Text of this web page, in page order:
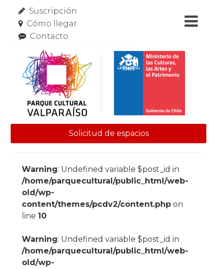
Suscripción
Cómo llegar
Contacto
Solicitud de espacios
Warning: Undefined variable $post_id in
/home/parquecultural/public_html/web-
old/wp-
content/themes/pcdv2/content.phpon
line 10
Warning: Undefined variable $post_id in
/home/parquecultural/public_html/web-
old/wp-